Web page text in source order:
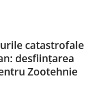
catastrofale
desființarea
Zootehnie